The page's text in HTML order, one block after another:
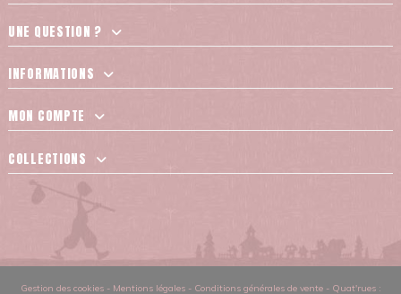
UNE QUESTION ?
INFORMATIONS
MON COMPTE
COLLECTIONS
Gestion des cookies- Mentions légales- Conditions générales de vente- Quat'rues :